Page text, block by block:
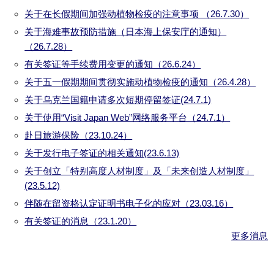
关于在长假期间加强动植物检疫的注意事项 （26.7.30）
关于海难事故预防措施（日本海上保安庁的通知）
（26.7.28）
有关签证等手续费用变更的通知（26.6.24）
关于五一假期期间贯彻实施动植物检疫的通知（26.4.28）
关于乌克兰国籍申请多次短期停留签证(24.7.1)
关于使用“Visit Japan Web”网络服务平台（24.7.1）
赴日旅游保险（23.10.24）
关于发行电子签证的相关通知(23.6.13)
关于创立「特别高度人材制度」及「未来创造人材制度」
(23.5.12)
伴随在留资格认定证明书电子化的应对（23.03.16）
有关签证的消息（23.1.20）
更多消息